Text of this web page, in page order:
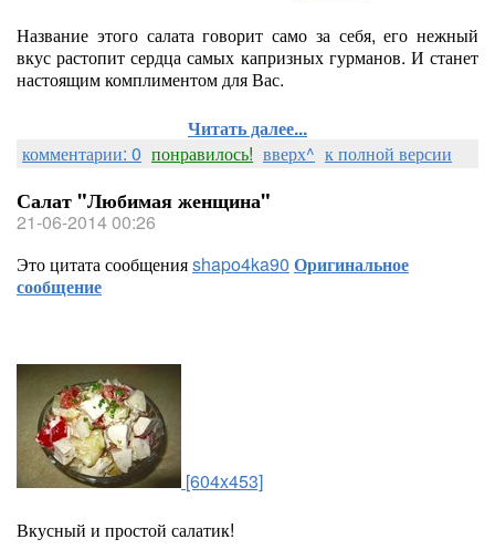
Название этого салата говорит само за себя, его нежный
вкус растопит сердца самых капризных гурманов. И станет
настоящим комплиментом для Вас.
Читать далее...
комментарии: 0 понравилось! вверх^ к полной версии
Салат "Любимая женщина"
21-06-2014 00:26
Это цитата сообщенияshapo4ka90 Оригинальное
сообщение
[604x453]
Вкусный и простой салатик!